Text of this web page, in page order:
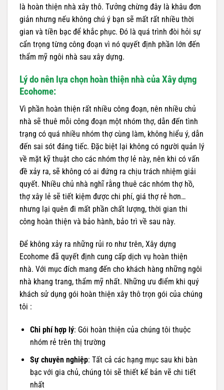
là hoàn thiện nhà xây thô. Tưởng chừng đây là khâu đơn
giản nhưng nếu không chú ý bạn sẽ mất rất nhiều thời
gian và tiền bạc để khắc phục. Đó là quá trình đòi hỏi sự
cẩn trọng từng công đoạn vì nó quyết định phần lớn đến
thẩm mỹ ngôi nhà sau xây dựng.
Lý do nên lựa chọn hoàn thiện nhà của Xây dựng
Ecohome:
Vì phần hoàn thiện rất nhiều công đoạn, nên nhiều chủ
nhà sẽ thuê mỗi công đoạn một nhóm thợ, dẫn đến tình
trạng có quá nhiều nhóm thợ cùng làm, không hiểu ý, dẫn
đến sai sót đáng tiếc. Đặc biệt lại không có người quản lý
về mặt kỹ thuật cho các nhóm thợ lẻ này, nên khi có vấn
đề xảy ra, sẽ không có ai đứng ra chịu trách nhiệm giải
quyết. Nhiều chủ nhà nghĩ rằng thuê các nhóm thợ hồ,
thợ xây lẻ sẽ tiết kiệm được chi phí, giá thợ rẻ hơn…
nhưng lại quên đi mất phần chất lượng, thời gian thi
công hoàn thiện và bảo hành, bảo trì về sau này.
Để không xảy ra những rủi ro như trên, Xây dựng
Ecohome đã quyết định cung cấp dịch vụ hoàn thiện
nhà. Với mục đích mang đến cho khách hàng những ngôi
nhà khang trang, thẩm mỹ nhất. Những ưu điểm khi quý
khách sử dụng gói hoàn thiện xây thô trọn gói của chúng
tôi :
Chi phí hợp lý: Gói hoàn thiện của chúng tôi thuộc
nhóm rẻ trên thị trường
Sự chuyên nghiệp: Tất cả các hạng mục sau khi bàn
bạc với gia chủ, chúng tôi sẽ thiết kế bản vẽ chi tiết
nhất